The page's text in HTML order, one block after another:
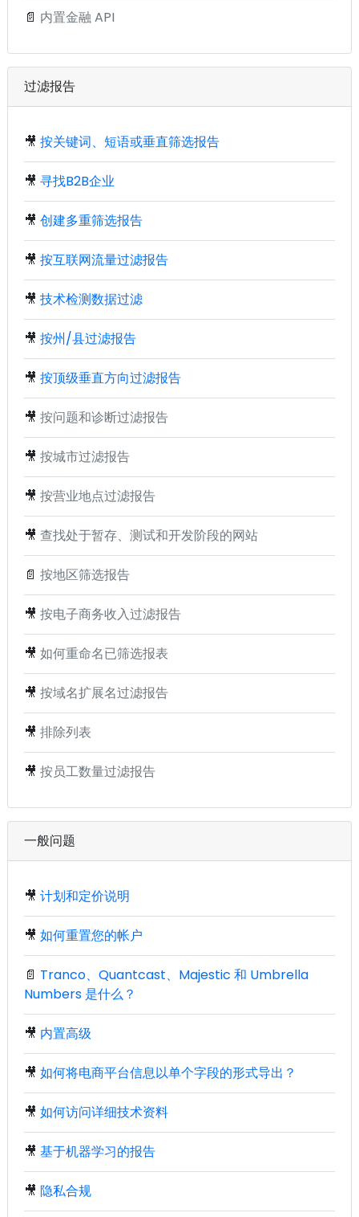
📄 内置金融 API
过滤报告
🎥 按关键词、短语或垂直筛选报告
🎥 寻找B2B企业
🎥 创建多重筛选报告
🎥 按互联网流量过滤报告
🎥 技术检测数据过滤
🎥 按州/县过滤报告
🎥 按顶级垂直方向过滤报告
🎥 按问题和诊断过滤报告
🎥 按城市过滤报告
🎥 按营业地点过滤报告
🎥 查找处于暂存、测试和开发阶段的网站
📄 按地区筛选报告
🎥 按电子商务收入过滤报告
🎥 如何重命名已筛选报表
🎥 按域名扩展名过滤报告
🎥 排除列表
🎥 按员工数量过滤报告
一般问题
🎥 计划和定价说明
🎥 如何重置您的帐户
📄 Tranco、Quantcast、Majestic 和 Umbrella
Numbers 是什么？
🎥 内置高级
🎥 如何将电商平台信息以单个字段的形式导出？
🎥 如何访问详细技术资料
🎥 基于机器学习的报告
🎥 隐私合规